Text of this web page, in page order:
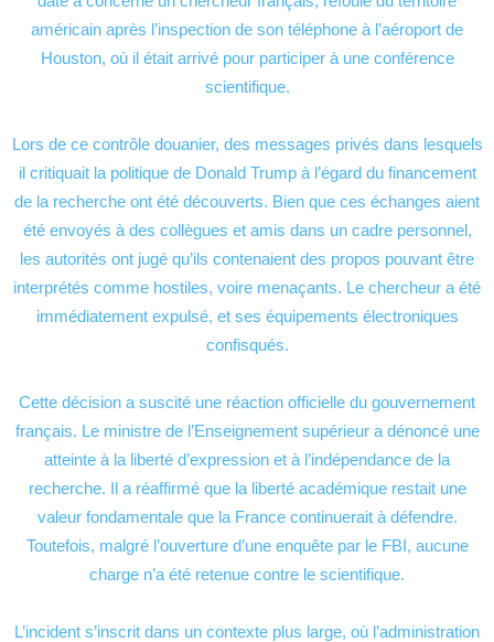
américain après l’inspection de son téléphone à l’aéroport de
Houston, où il était arrivé pour participer à une conférence
scientifique.
Lors de ce contrôle douanier, des messages privés dans lesquels
il critiquait la politique de Donald Trump à l’égard du financement
de la recherche ont été découverts. Bien que ces échanges aient
été envoyés à des collègues et amis dans un cadre personnel,
les autorités ont jugé qu’ils contenaient des propos pouvant être
interprétés comme hostiles, voire menaçants. Le chercheur a été
immédiatement expulsé, et ses équipements électroniques
confisqués.
Cette décision a suscité une réaction officielle du gouvernement
français. Le ministre de l’Enseignement supérieur a dénoncé une
atteinte à la liberté d’expression et à l’indépendance de la
recherche. Il a réaffirmé que la liberté académique restait une
valeur fondamentale que la France continuerait à défendre.
Toutefois, malgré l’ouverture d’une enquête par le FBI, aucune
charge n’a été retenue contre le scientifique.
L’incident s’inscrit dans un contexte plus large, où l’administration